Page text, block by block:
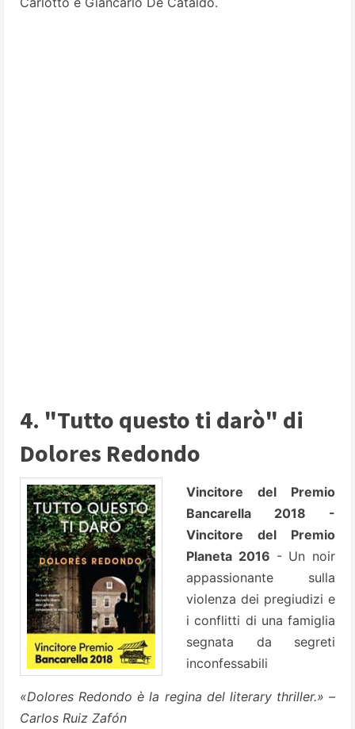
4. "Tutto questo ti darò" di
Dolores Redondo
Vincitore del Premio
Bancarella 2018 -
Vincitore del Premio
Planeta 2016 - Un noir
appassionante sulla
violenza dei pregiudizi e
i conflitti di una famiglia
segnata da segreti
inconfessabili
«Dolores Redondo è la regina del literary thriller.» –
Carlos Ruiz Zafón